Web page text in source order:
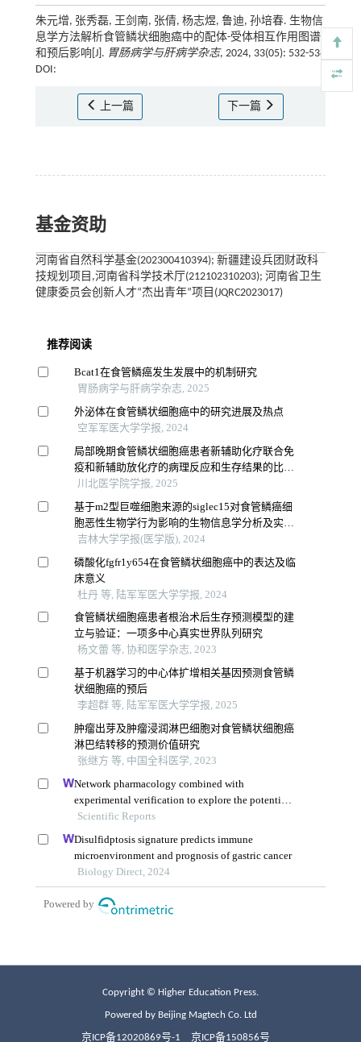
朱元增, 张秀磊, 王剑南, 张倩, 杨志煜, 鲁迪, 孙培春. 生物信
息学方法解析食管鳞状细胞癌中的配体-受体相互作用图谱
和预后影响[J]. 胃肠病学与肝病学杂志, 2024, 33(05): 532-538
DOI:
上一篇 下一篇
基金资助
河南省自然科学基金(202300410394); 新疆建设兵团财政科
技规划项目,河南省科学技术厅(212102310203); 河南省卫生
健康委员会创新人才“杰出青年”项目(JQRC2023017)
Copyright © Higher Education Press.
Powered by Beijing Magtech Co. Ltd
京ICP备12020869号-1 京ICP备150856号